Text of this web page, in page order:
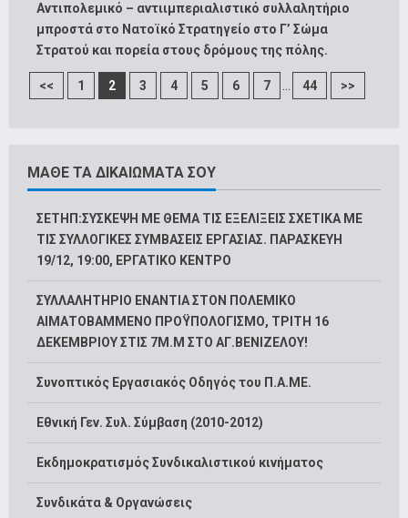
Αντιπολεμικό – αντιιμπεριαλιστικό συλλαλητήριο
μπροστά στο Νατοϊκό Στρατηγείο στο Γ’ Σώμα
Στρατού και πορεία στους δρόμους της πόλης.
<< 1 2 3 4 5 6 7 ... 44 >>
ΜΑΘΕ ΤΑ ΔΙΚΑΙΩΜΑΤΑ ΣΟΥ
ΣΕΤΗΠ:ΣΥΣΚΕΨΗ ΜΕ ΘΕΜΑ ΤΙΣ ΕΞΕΛΙΞΕΙΣ ΣΧΕΤΙΚΑ ΜΕ
ΤΙΣ ΣΥΛΛΟΓΙΚΕΣ ΣΥΜΒΑΣΕΙΣ ΕΡΓΑΣΙΑΣ. ΠΑΡΑΣΚΕΥΗ
19/12, 19:00, ΕΡΓΑΤΙΚΟ ΚΕΝΤΡΟ
ΣΥΛΛΑΛΗΤΗΡΙΟ ΕΝΑΝΤΙΑ ΣΤΟΝ ΠΟΛΕΜΙΚΟ
ΑΙΜΑΤΟΒΑΜΜΕΝΟ ΠΡΟΫΠΟΛΟΓΙΣΜΟ, ΤΡΙΤΗ 16
ΔΕΚΕΜΒΡΙΟΥ ΣΤΙΣ 7Μ.Μ ΣΤΟ ΑΓ.ΒΕΝΙΖΕΛΟΥ!
Συνοπτικός Εργασιακός Οδηγός του Π.Α.ΜΕ.
Εθνική Γεν. Συλ. Σύμβαση (2010-2012)
Εκδημοκρατισμός Συνδικαλιστικού κινήματος
Συνδικάτα & Οργανώσεις